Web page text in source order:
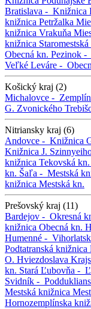
Bratislava - Knižnica
knižnica Petržalka
knižnica Vrakuňa
knižnica
Obecná kn. Pezinok -
Veľké Leváre -
Košický kraj (2)
Michalovce -
G. Zvonického
Nitriansky kraj (6)
Andovce - Knižnica
Knižnica J.
knižnica Tekovská kn.
kn. Šaľa - Mestská
knižnica Mestská kn.
Prešovský kraj (11)
Bardejov - Okresná
knižnica Obecná kn.
Humenné -
Podtatranská knižnica
O. Hviezdoslava
kn. Stará Ľubovňa -
Svidník -
Mestská knižnica
Hornozemplínska